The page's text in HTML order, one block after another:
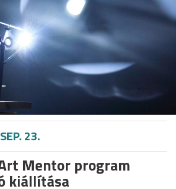
SEP. 23.
Mentor program
kiállítása